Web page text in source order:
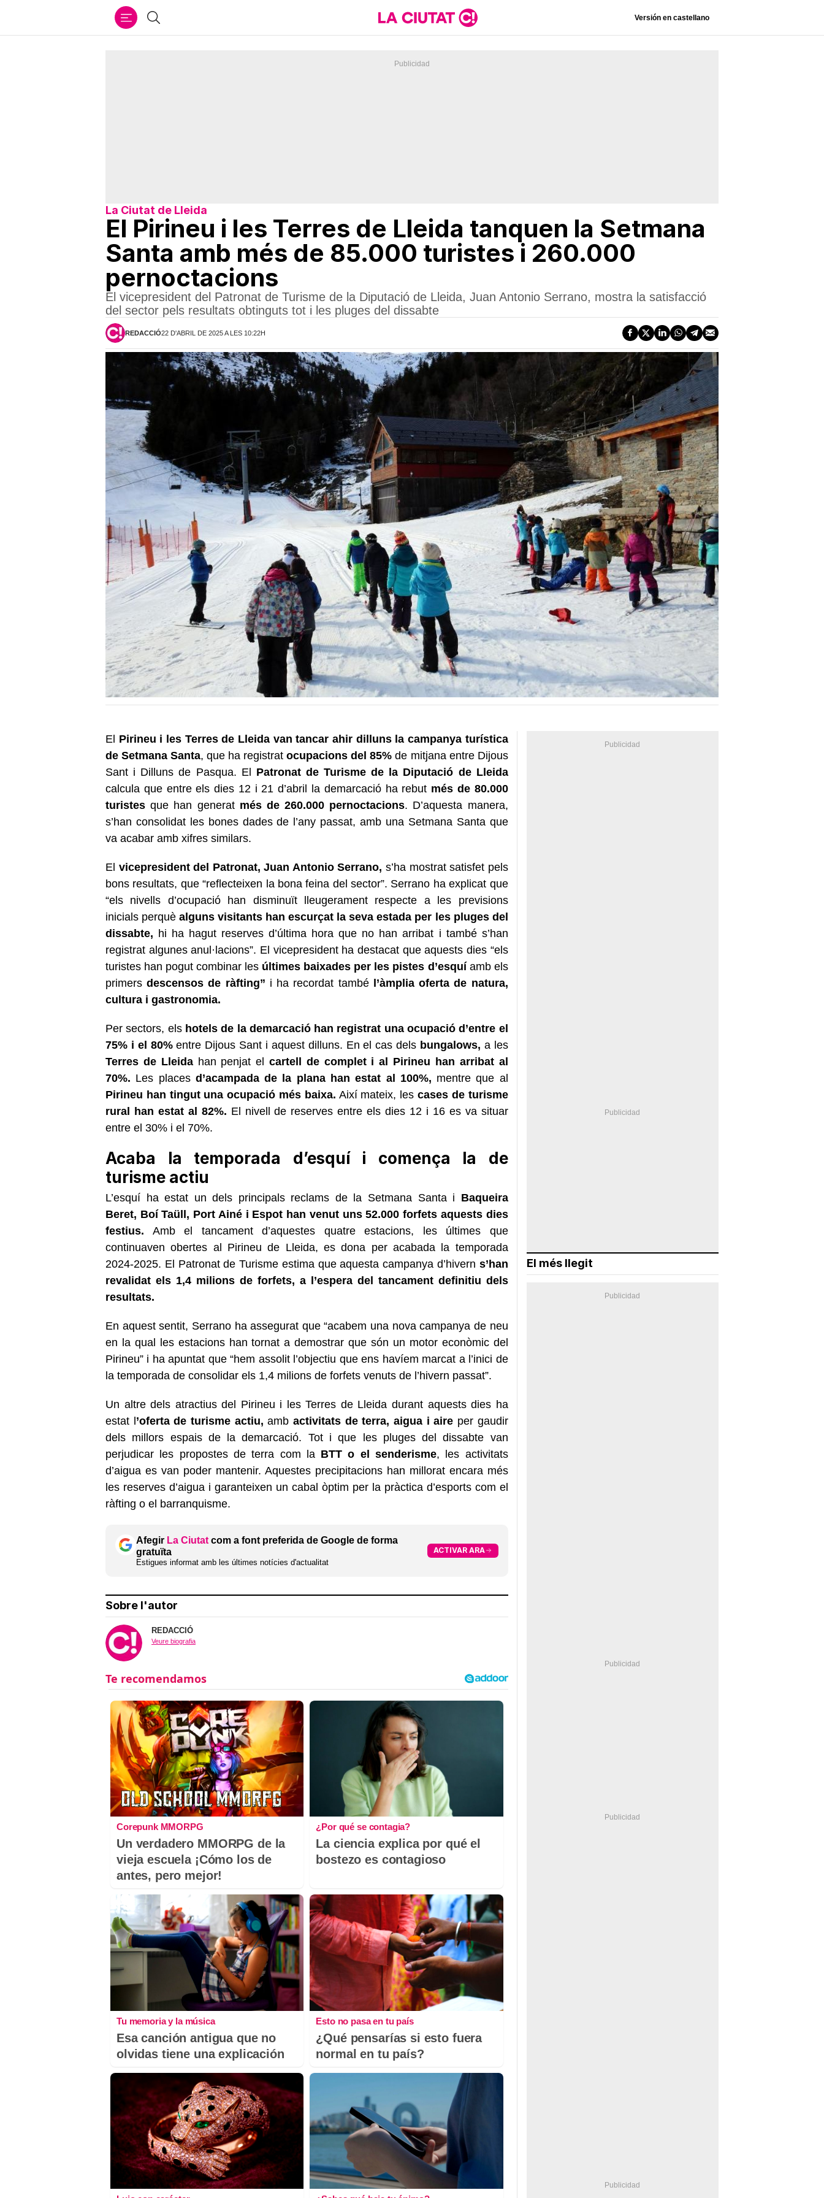
Cercar Versión en castellano
La Ciutat de Lleida
El Pirineu i les Terres de Lleida tanquen la Setmana
Santa amb més de 85.000 turistes i 260.000
pernoctacions
El vicepresident del Patronat de Turisme de la Diputació de Lleida, Juan Antonio Serrano, mostra la satisfacció
del sector pels resultats obtinguts tot i les pluges del dissabte
REDACCIÓ22 D'ABRIL DE 2025 A LES 10:22H
El Pirineu i les Terres de Lleida van tancar ahir dilluns la campanya turística
de Setmana Santa, que ha registratocupacions del 85% de mitjana entre Dijous
Sant i Dilluns de Pasqua. El Patronat de Turisme de la Diputació de Lleida
calcula que entre els dies 12 i 21 d’abril la demarcació ha rebut més de 80.000
turistes que han generat més de 260.000 pernoctacions. D’aquesta manera,
s’han consolidat les bones dades de l’any passat, amb una Setmana Santa que
va acabar amb xifres similars.
El vicepresident del Patronat, Juan Antonio Serrano, s’ha mostrat satisfet pels
bons resultats, que “reflecteixen la bona feina del sector”. Serrano ha explicat que
“els nivells d’ocupació han disminuït lleugerament respecte a les previsions
inicials perquèalguns visitants han escurçat la seva estada per les pluges del
dissabte, hi ha hagut reserves d’última hora que no han arribat i també s’han
registrat algunes anul·lacions”. El vicepresident ha destacat que aquests dies “els
turistes han pogut combinar les últimes baixades per les pistes d’esquíamb els
primersdescensos de ràfting” i ha recordat també l’àmplia oferta de natura,
cultura i gastronomia.
Per sectors, els hotels de la demarcació han registrat una ocupació d’entre el
75% i el 80%entre Dijous Sant i aquest dilluns. En el cas dels bungalows, a les
Terres de Lleidahan penjat el cartell de complet i al Pirineu han arribat al
70%. Les places d’acampada de la plana han estat al 100%, mentre que al
Pirineu han tingut una ocupació més baixa. Així mateix, lescases de turisme
rural han estat al 82%. El nivell de reserves entre els dies 12 i 16 es va situar
entre el 30% i el 70%.
Acaba la temporada d’esquí i comença la de
turisme actiu
L’esquí ha estat un dels principals reclams de la Setmana Santa i Baqueira
Beret, Boí Taüll, Port Ainé i Espot han venut uns 52.000 forfets aquests dies
festius. Amb el tancament d’aquestes quatre estacions, les últimes que
continuaven obertes al Pirineu de Lleida, es dona per acabada la temporada
2024-2025. El Patronat de Turisme estima que aquesta campanya d’hivern s’han
revalidat els 1,4 milions de forfets, a l’espera del tancament definitiu dels
resultats.
En aquest sentit, Serrano ha assegurat que “acabem una nova campanya de neu
en la qual les estacions han tornat a demostrar que són un motor econòmic del
Pirineu” i ha apuntat que “hem assolit l’objectiu que ens havíem marcat a l’inici de
la temporada de consolidar els 1,4 milions de forfets venuts de l’hivern passat”.
Un altre dels atractius del Pirineu i les Terres de Lleida durant aquests dies ha
estat l’oferta de turisme actiu, amb activitats de terra, aigua i aire per gaudir
dels millors espais de la demarcació. Tot i que les pluges del dissabte van
perjudicar les propostes de terra com la BTT o el senderisme, les activitats
d’aigua es van poder mantenir. Aquestes precipitacions han millorat encara més
les reserves d’aigua i garanteixen un cabal òptim per la pràctica d’esports com el
ràfting o el barranquisme.
Afegir La Ciutat com a font preferida de Google de forma
gratuïta
Estigues informat amb les últimes notícies d'actualitat
ACTIVAR ARA
Sobre l'autor
REDACCIÓ
Veure biografia
Corepunk MMORPG
Un verdadero MMORPG de la
vieja escuela ¡Cómo los de
antes, pero mejor!
¿Por qué se contagia?
La ciencia explica por qué el
bostezo es contagioso
Tu memoria y la música
Esa canción antigua que no
olvidas tiene una explicación
Esto no pasa en tu país
¿Qué pensarías si esto fuera
normal en tu país?
El més llegit